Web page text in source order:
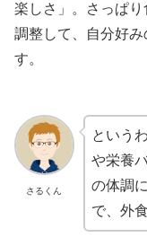
楽しさ」。さっぱ
調整して、自分好
す。
さるくん
という
や栄養
の体調
で、外